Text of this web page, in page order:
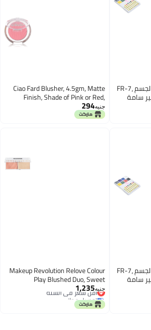
مجموعة طلاء الوجه والجسم FR-7،
سامة
الأطفال
Ciao Fard Blusher, 4.5gm, Matte
Finish, Shade of Pink or Red,
Palette
جنيه294
مجموعة طلاء الوجه والجسم FR-7،
سامة
الأطفال
Makeup Revolution Relove Colour
Play Blushed Duo, Sweet
جنيه1,235
أقل سعر في السنة
توصيل مجاني
أقل سعر في السنة